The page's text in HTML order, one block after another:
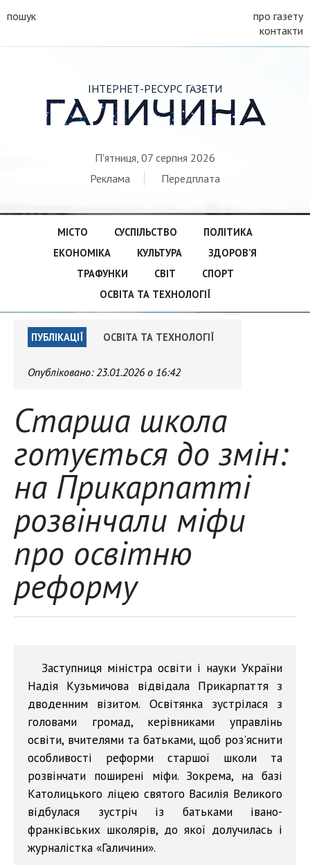
пошук
про газету
контакти
ІНТЕРНЕТ-РЕСУРС ГАЗЕТИ
ГАЛИЧИНА
П'ятниця, 07 серпня 2026
Реклама
Передплата
МІСТО СУСПІЛЬСТВО
ПОЛІТИКА
ЕКОНОМІКА
КУЛЬТУРА
ЗДОРОВ’Я
ТРАФУНКИ
СВІТ
СПОРТ
ОСВІТА ТА ТЕХНОЛОГІЇ
ПУБЛІКАЦІЇ ОСВІТА ТА ТЕХНОЛОГІЇ
Опубліковано:23.01.2026 о 16:42
Старша школа
готується до змін:
на Прикарпатті
розвінчали міфи
про освітню
реформу
Заступниця міністра освіти і науки України
Надія Кузьмичова відвідала Прикарпаття з
дводенним візитом. Освітянка зустрілася з
головами громад, керівниками управлінь
освіти, вчителями та батьками, щоб роз'яснити
особливості реформи старшої школи та
розвінчати поширені міфи. Зокрема, на базі
Католицького ліцею святого Василія Великого
відбулася зустріч із батьками івано-
франківських школярів, до якої долучилась і
журналістка «Галичини».